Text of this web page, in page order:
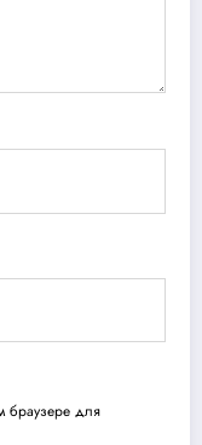
браузере для